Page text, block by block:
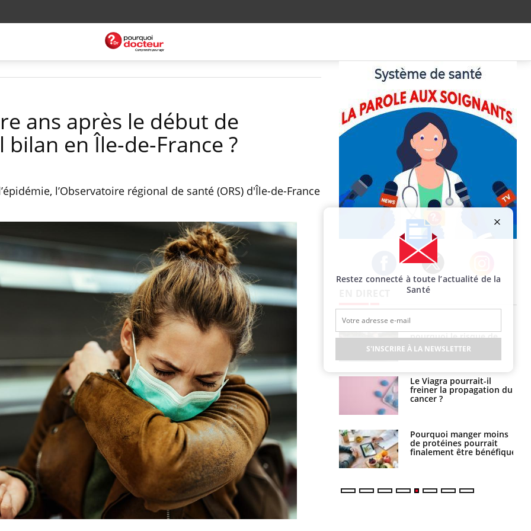
ans après le début de
bilan en Île-de-France ?
l’Observatoire régional de santé (ORS) d'Île-de-France
Facebook Twitter Instagram
Chikungunya, dengue,
West Nile : que se passe-
t-il dans le sud de la
France ?
Les médicaments GLP-1
protègent-ils aussi les os
Cytomégalovirus : ce qui
change dans la prise en
charge des femmes
La sieste empêche-t-elle
de dormir la nuit ?
VIH : la fin du comprimé
tous les jours se profile-t-
elle enfin ?
Pourquoi votre ventre
gâche-t-il les premiers
jours de vos vacances ?
pourquoi le risque de
noyade grimpe-t-il ?
Le Viagra pourrait-il
freiner la propagation du
cancer ?
Pourquoi manger moins
de protéines pourrait
finalement être bénéfique
Restez connecté à toute l’actualité de la
Santé
S'INSCRIRE À LA NEWSLETTER